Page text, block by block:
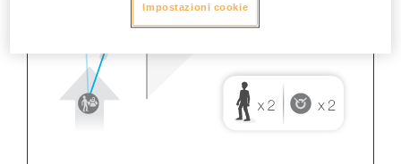
Impostazioni cookie